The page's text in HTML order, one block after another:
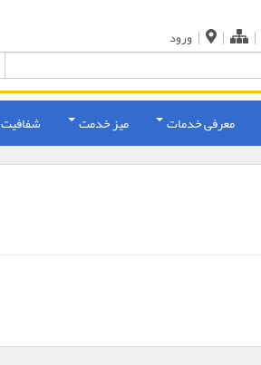
|
|
| ورود
معرفی خدمات میز خدمت شفافیت